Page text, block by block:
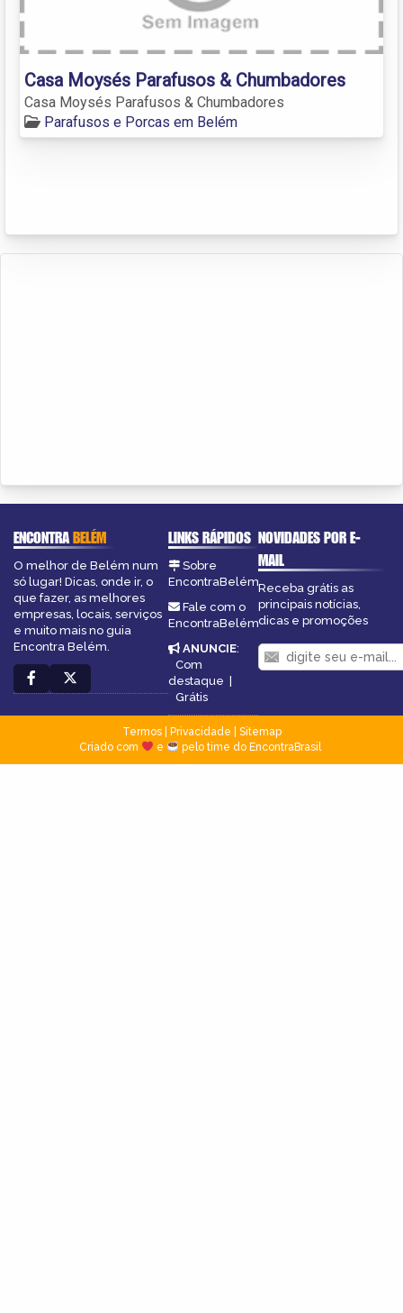
Casa Moysés Parafusos & Chumbadores
Casa Moysés Parafusos & Chumbadores
Parafusos e Porcas em Belém
ENCONTRABELÉM
O melhor de Belém num
só lugar! Dicas, onde ir, o
que fazer, as melhores
empresas, locais, serviços
e muito mais no guia
Encontra Belém.
LINKS RÁPIDOS
Sobre
EncontraBelém
Fale com o
EncontraBelém
ANUNCIE:
Com
destaque |
Grátis
NOVIDADES POR E-
MAIL
Receba grátis as
principais notícias,
dicas e promoções
Termos| Privacidade
Sitemap
Criado com
e pelo time do EncontraBrasil